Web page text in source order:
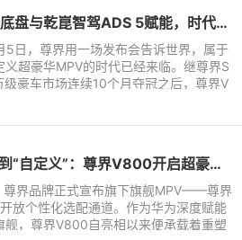
华为途灵底盘与乾崑智驾ADS 5赋能，时代旗舰MPV尊界V800、680上市
5日，尊界用一场发布会告诉世界，属于
义超豪华MPV的时代已经来临。继尊界S
豪车市场连续10个月夺冠之后，尊界V
联袂登场，前者起售价76.8万元，
从“标配”到“自定义”：尊界V800开启超豪华MPV个性定制新篇章
尊界品牌正式宣布旗下旗舰MPV——尊界
放个性化选配通道。作为华为深度赋能
舰，尊界V800自亮相以来便承载着重塑